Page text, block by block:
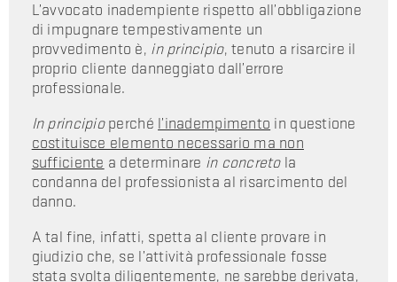
L’avvocato inadempiente rispetto all’obbligazione
di impugnare tempestivamente un
provvedimento è, in principio, tenuto a risarcire il
proprio cliente danneggiato dall’errore
professionale.
In principioperché l’inadempimento in questione
costituisce elemento necessario ma non
sufficiente a determinare in concretola
condanna del professionista al risarcimento del
danno.
A tal fine, infatti, spetta al cliente provare in
giudizio che, se l’attività professionale fosse
stata svolta diligentemente, ne sarebbe derivata,